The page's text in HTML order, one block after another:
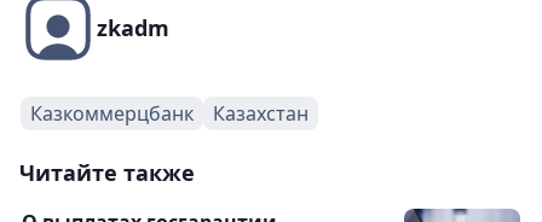
zkadm
Казкоммерцбанк Казахстан
Читайте также